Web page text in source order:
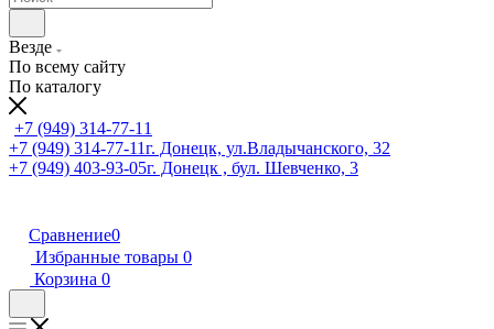
Везде
По всему сайту
По каталогу
+7 (949) 314-77-11
+7 (949) 314-77-11г. Донецк, ул.Владычанского, 32
+7 (949) 403-93-05г. Донецк , бул. Шевченко, 3
Сравнение0
Избранные товары 0
Корзина 0